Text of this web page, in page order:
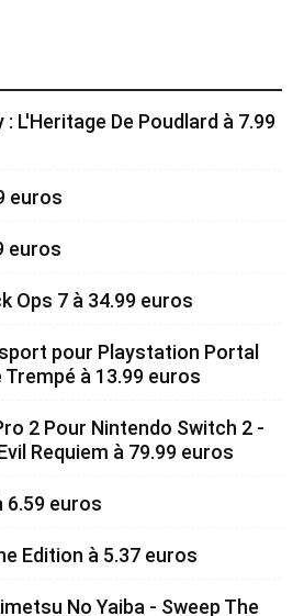
L'Heritage De Poudlard à 7.99
euros
euros
Ops 7 à 34.99 euros
pour Playstation Portal
à 13.99 euros
2 Pour Nintendo Switch 2 -
Requiem à 79.99 euros
6.59 euros
Edition à 5.37 euros
No Yaiba - Sweep The